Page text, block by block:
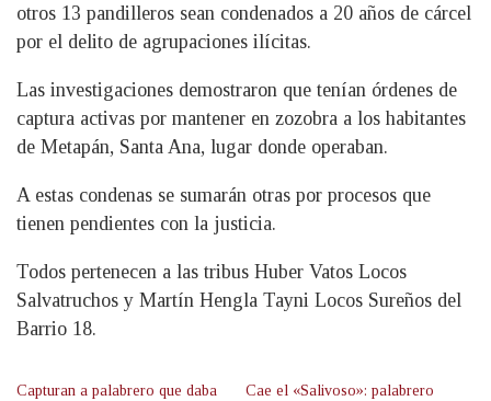
otros 13 pandilleros sean condenados a 20 años de cárcel
por el delito de agrupaciones ilícitas.
Las investigaciones demostraron que tenían órdenes de
captura activas por mantener en zozobra a los habitantes
de Metapán, Santa Ana, lugar donde operaban.
A estas condenas se sumarán otras por procesos que
tienen pendientes con la justicia.
Todos pertenecen a las tribus Huber Vatos Locos
Salvatruchos y Martín Hengla Tayni Locos Sureños del
Barrio 18.
Capturan a palabrero que daba
Cae el «Salivoso»: palabrero